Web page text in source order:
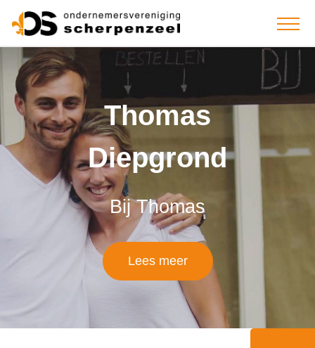
Thomas
Diepgrond
Bij Thomas
Lees meer